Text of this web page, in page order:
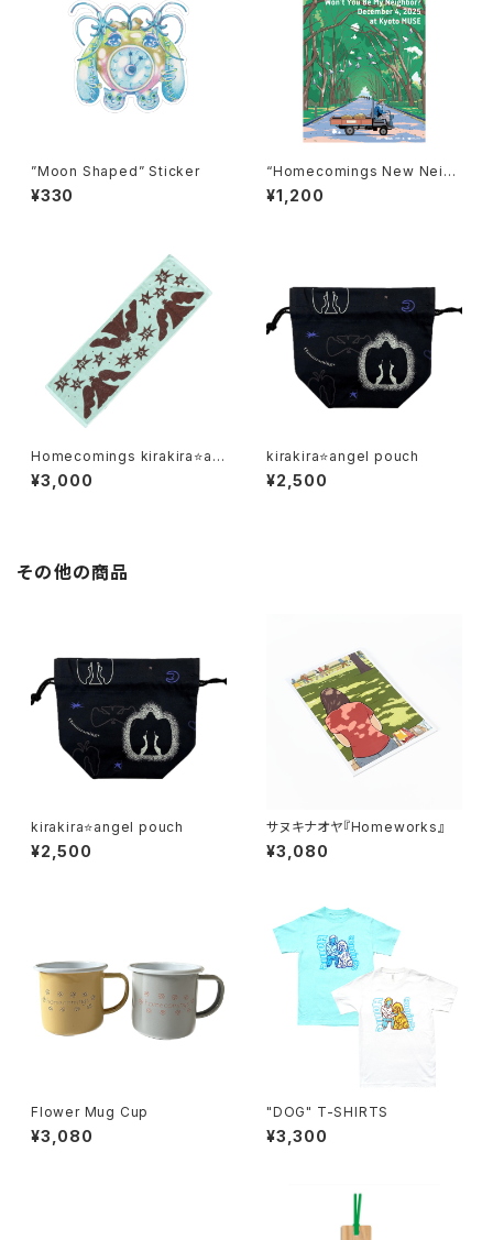
”Moon Shaped” Sticker
¥330
“Homecomings New Neigh
bors FOUR Won’t You Be M
y Neighbor? December 4,
¥1,200
Homecomings kirakira⭐an
gel towel
¥3,000
kirakira⭐angel pouch
¥2,500
その他の商品
kirakira⭐angel pouch
¥2,500
サヌキナオヤ『Homeworks』
¥3,080
Flower Mug Cup
¥3,080
"DOG" T-SHIRTS
¥3,300